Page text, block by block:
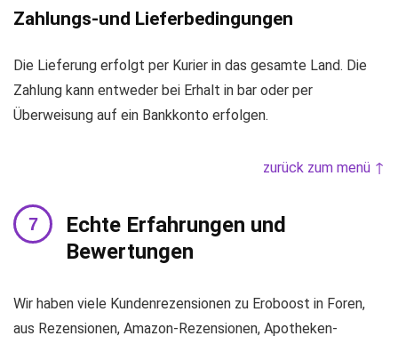
Zahlungs-und Lieferbedingungen
Die Lieferung erfolgt per Kurier in das gesamte Land. Die
Zahlung kann entweder bei Erhalt in bar oder per
Überweisung auf ein Bankkonto erfolgen.
zurück zum menü ↑
Echte Erfahrungen und
Bewertungen
Wir haben viele Kundenrezensionen zu Eroboost in Foren,
aus Rezensionen, Amazon-Rezensionen, Apotheken-